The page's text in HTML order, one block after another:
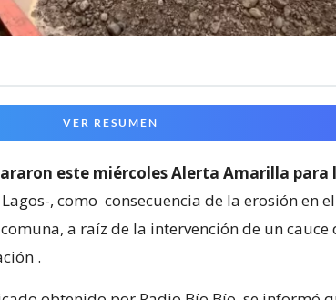
VER RESUMEN
este miércoles Alerta Amarilla para
, como consecuencia de la erosión en
a raíz de la intervención de un
.